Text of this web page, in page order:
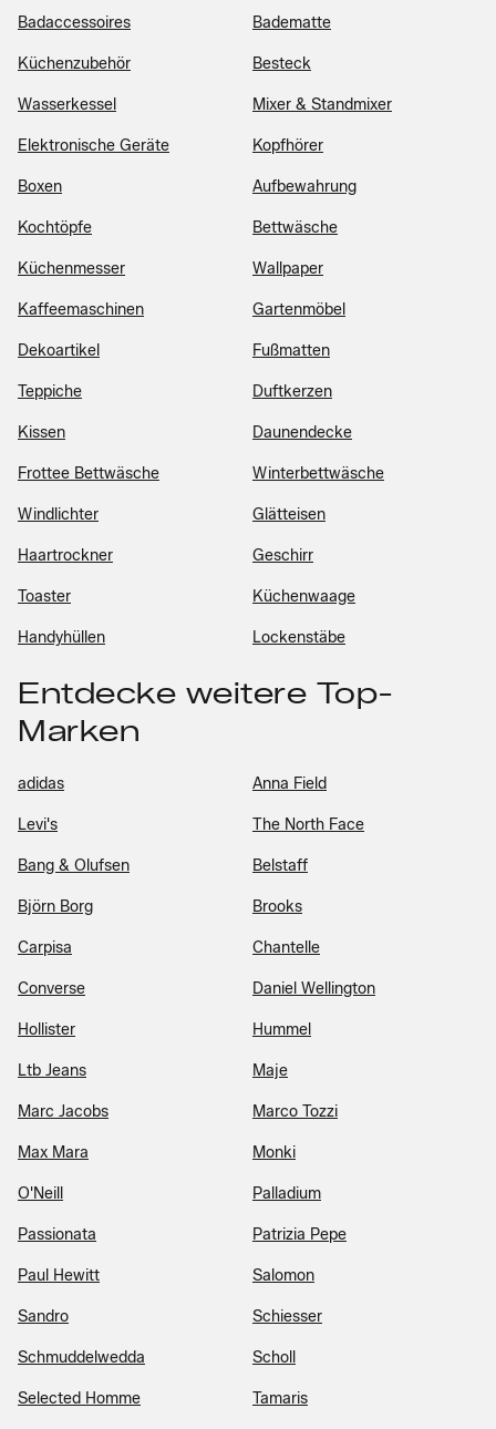
Badaccessoires Badematte
Küchenzubehör Besteck
Wasserkessel Mixer & Standmixer
Elektronische Geräte Kopfhörer
Boxen Aufbewahrung
Kochtöpfe Bettwäsche
Küchenmesser Wallpaper
Kaffeemaschinen Gartenmöbel
Dekoartikel Fußmatten
Teppiche Duftkerzen
Kissen Daunendecke
Frottee Bettwäsche Winterbettwäsche
Windlichter Glätteisen
Haartrockner Geschirr
Toaster Küchenwaage
Handyhüllen Lockenstäbe
Entdecke weitere Top-
Marken
adidas Anna Field
Levi's The North Face
Bang & Olufsen Belstaff
Björn Borg Brooks
Carpisa Chantelle
Converse Daniel Wellington
Hollister Hummel
Ltb Jeans Maje
Marc Jacobs Marco Tozzi
Max Mara Monki
O'Neill Palladium
Passionata Patrizia Pepe
Paul Hewitt Salomon
Sandro Schiesser
Schmuddelwedda Scholl
Selected Homme Tamaris